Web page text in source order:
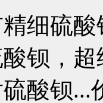
细硫
钡，
酸钡...